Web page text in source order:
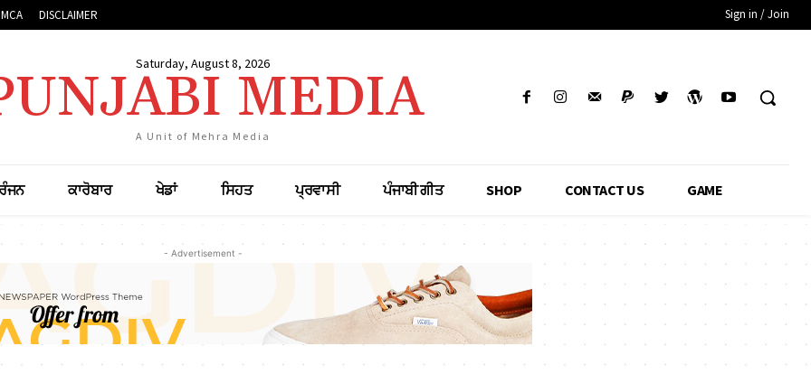
DISCLAIMER Sign in / Join
Saturday, August 8, 2026
MEDIA
A Unit of Mehra Media
ਕਾਰੋਬਾਰ ਖੇਡਾਂ ਸਿਹਤ ਪ੍ਰਵਾਸੀ ਪੰਜਾਬੀ ਗੀਤ SHOP CONTACT US GAME
- Advertisement -